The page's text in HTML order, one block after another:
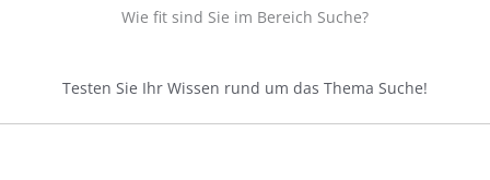
Wie fit sind Sie im Bereich Suche?
Testen Sie Ihr Wissen rund um das Thema Suche!